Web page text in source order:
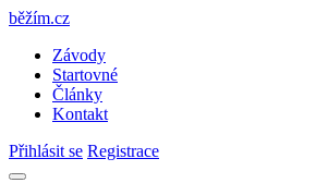
běžím.cz
Závody
Startovné
Články
Kontakt
Přihlásit se Registrace